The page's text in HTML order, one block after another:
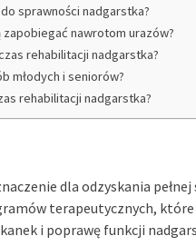
sprawności nadgarstka?
nawrotom urazów?
rehabilitacji nadgarstka?
młodych i seniorów?
rehabilitacji nadgarstka?
dla odzyskania
terapeutycznych,
i poprawę funkcji